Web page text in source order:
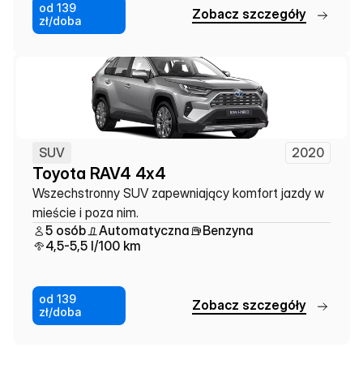
od 139
zł/doba
Zobacz szczegóły
SUV 2020
Toyota RAV4 4x4
Wszechstronny SUV zapewniający komfort jazdy w
mieście i poza nim.
5 osób
Automatyczna
Benzyna
4,5-5,5 l/100 km
od 139
zł/doba
Zobacz szczegóły